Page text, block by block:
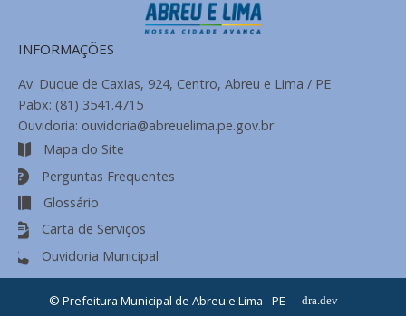
INFORMAÇÕES
Av. Duque de Caxias, 924, Centro, Abreu e Lima / PE
Pabx: (81) 3541.4715
Ouvidoria: ouvidoria@abreuelima.pe.gov.br
Mapa do Site
Perguntas Frequentes
Glossário
Carta de Serviços
Ouvidoria Municipal
© Prefeitura Municipal de Abreu e Lima - PE dra.dev